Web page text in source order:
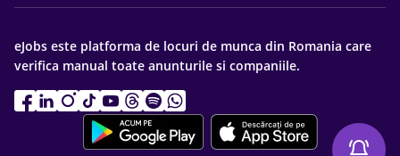
eJobs este platforma de locuri de munca din Romania care
verifica manual toate anunturile si companiile.